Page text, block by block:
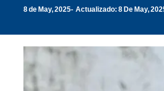
8 de May, 2025 Actualizado: 8 De May,